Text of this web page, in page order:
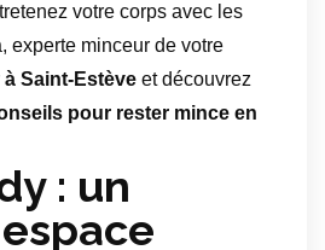
votre corps avec les
experte minceur de votre
Saint-Estève et découvrez
pour rester mince en
: un